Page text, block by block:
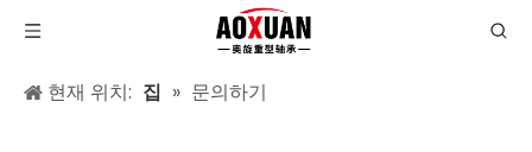
현재 위치: 집 » 문의하기